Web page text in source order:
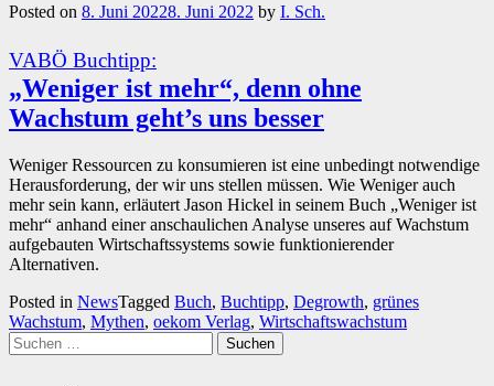
Posted on 8. Juni 20228. Juni 2022 by I. Sch.
VABÖ Buchtipp:
„Weniger ist mehr“, denn ohne
Wachstum geht’s uns besser
Weniger Ressourcen zu konsumieren ist eine unbedingt notwendige
Herausforderung, der wir uns stellen müssen. Wie Weniger auch
mehr sein kann, erläutert Jason Hickel in seinem Buch „Weniger ist
mehr“ anhand einer anschaulichen Analyse unseres auf Wachstum
aufgebauten Wirtschaftssystems sowie funktionierender
Alternativen.
Posted in NewsTagged Buch, Buchtipp, Degrowth, grünes
Wachstum, Mythen, oekom Verlag, Wirtschaftswachstum
Suchen
nach: